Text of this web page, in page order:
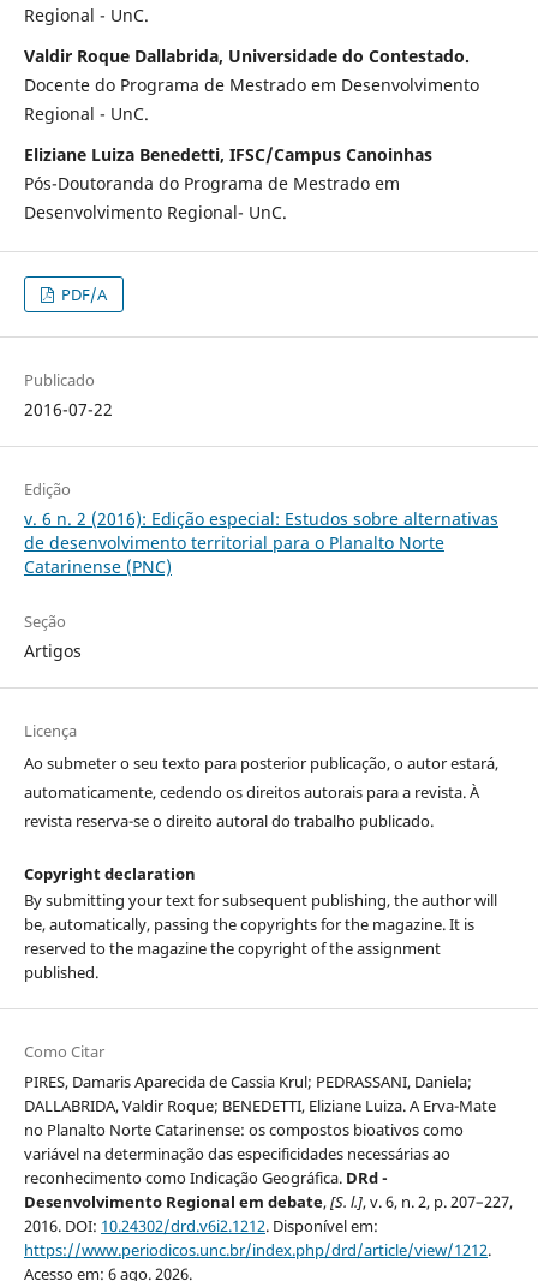
Regional - UnC.
Valdir Roque Dallabrida, Universidade do Contestado.
Docente do Programa de Mestrado em Desenvolvimento
Regional - UnC.
Eliziane Luiza Benedetti, IFSC/Campus Canoinhas
Pós-Doutoranda do Programa de Mestrado em
Desenvolvimento Regional- UnC.
PDF/A
Publicado
2016-07-22
Edição
v. 6 n. 2 (2016): Edição especial: Estudos sobre alternativas
de desenvolvimento territorial para o Planalto Norte
Catarinense (PNC)
Seção
Artigos
Licença
Ao submeter o seu texto para posterior publicação, o autor estará,
automaticamente, cedendo os direitos autorais para a revista. À
revista reserva-se o direito autoral do trabalho publicado.
Copyright declaration
By submitting your text for subsequent publishing, the author will
be, automatically, passing the copyrights for the magazine. It is
reserved to the magazine the copyright of the assignment
published.
Como Citar
PIRES, Damaris Aparecida de Cassia Krul; PEDRASSANI, Daniela;
DALLABRIDA, Valdir Roque; BENEDETTI, Eliziane Luiza. A Erva-Mate
no Planalto Norte Catarinense: os compostos bioativos como
variável na determinação das especificidades necessárias ao
reconhecimento como Indicação Geográfica. DRd -
Desenvolvimento Regional em debate,[S. l.], v. 6, n. 2, p. 207–227,
2016. DOI: 10.24302/drd.v6i2.1212. Disponível em:
https://www.periodicos.unc.br/index.php/drd/article/view/1212.
Acesso em: 6 ago. 2026.